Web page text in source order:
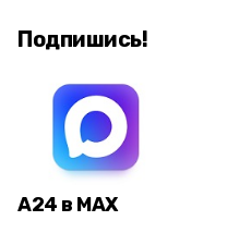
Подпишись!
А24 в MAX